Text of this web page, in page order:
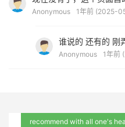
Anonymous 1年前 (2025-
谁说的 还有的 刚
Anonymous 1年前
recommend with all one's